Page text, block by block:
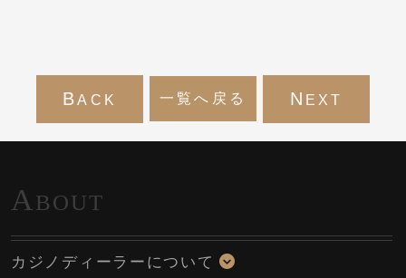
BACK 一覧へ戻る N EXT
A BOUT
カジノディーラーについて